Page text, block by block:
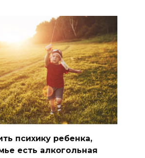
психику ребенка,
есть алкогольная